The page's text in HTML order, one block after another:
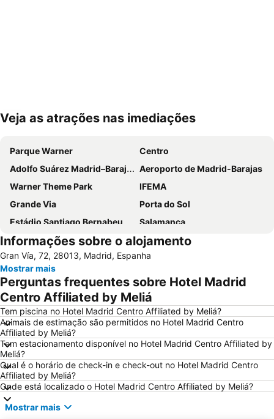
Ampliar mapa
Veja as atrações nas imediações
Parque Warner
Centro
Adolfo Suárez Madrid–Barajas Airport
Aeroporto de Madrid-Barajas
Warner Theme Park
IFEMA
Grande Via
Porta do Sol
Estádio Santiago Bernabeu
Salamanca
Atocha
Estación Sur
Estadio Metropolitano Metro Station
Barajas
Metropolitano Metro Station
Chamartín
Estação de Atocha
Praça Central /maior
De Chueca
Madrid
Madrid Arena
Parque de Atracciones de Madrid
Parque Retiro
Palacio de Vistalegre
Caja Mágica
Museu Nacional do Prado
Chamberí
Villaverde
Casino Gran Vía
Informações sobre o alojamento
Gran Vía, 72, 28013, Madrid, Espanha
Mostrar mais
Perguntas frequentes sobre Hotel Madrid
Centro Affiliated by Meliá
Tem piscina no Hotel Madrid Centro Affiliated by Meliá?
Animais de estimação são permitidos no Hotel Madrid Centro
Affiliated by Meliá?
Tem estacionamento disponível no Hotel Madrid Centro Affiliated by
Meliá?
Qual é o horário de check-in e check-out no Hotel Madrid Centro
Affiliated by Meliá?
Onde está localizado o Hotel Madrid Centro Affiliated by Meliá?
Mostrar mais